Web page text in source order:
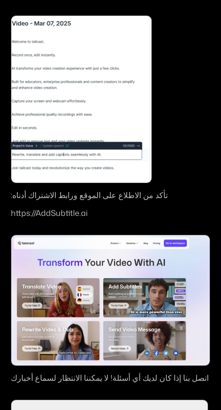
تأكد من الاطلاع على الموقع ورابط الاشتراك أدناه:
https://AddSubtitle.ai
اتصل بنا إذا كان لديك أي أسئلة! لا يمكننا الانتظار لسماع أخبارك